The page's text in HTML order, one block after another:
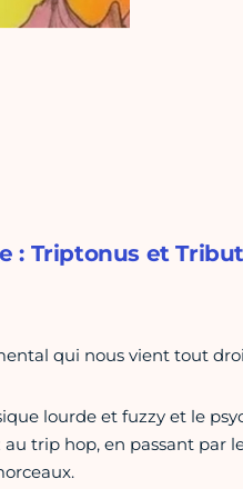
: Triptonus et
qui nous vient tout
lourde et fuzzy et le
trip hop, en passant par